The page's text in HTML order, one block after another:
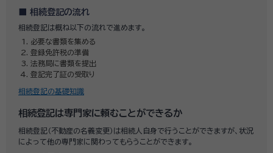
相続登記の流れ
相続登記は概ね以下の流れで進めます。
必要な書類を集める
登録免許税の準備
法務局に書類を提出
登記完了証の受取り
相続登記の基礎知識
相続登記は専門家に頼むことができるか
相続登記（不動産の名義変更）は相続人自身で行うことができますが、状況
によって他の専門家に関わってもらうことができます。